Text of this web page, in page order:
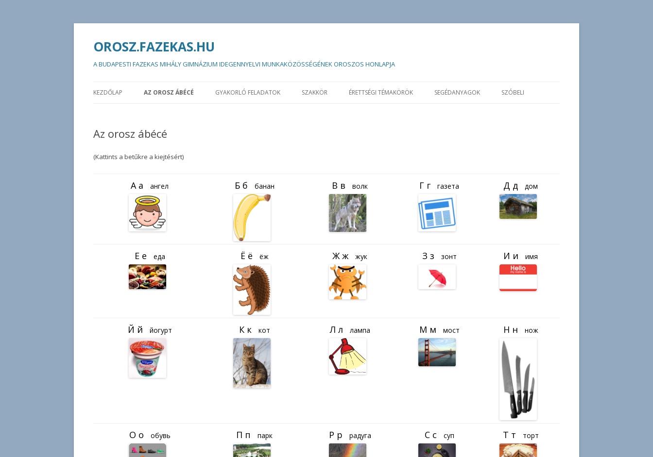
OROSZ.FAZEKAS.HU
A BUDAPESTI FAZEKAS MIHÁLY GIMNÁZIUM IDEGENNYELVI MUNKAKÖZÖSSÉGÉNEK OROSZOS HONLAPJA
a
KEZDŐLAP AZ OROSZ ÁBÉCÉ GYAKORLÓ FELADATOK SZAKKÖR ÉRETTSÉGI TÉMAKÖRÖK SEGÉDANYAGOK SZÓBELI
Az orosz ábécé
(Kattints a betűkre a kiejtésért)
ангел банан волк газета дом
еда ёж жук зонт имя
йогурт кот лампа мост нож
обувь парк радуга суп торт